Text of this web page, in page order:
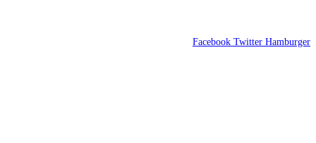
Facebook Twitter Hamburger